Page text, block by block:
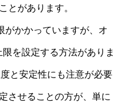
とがあります。
がかかっていますが、オ
を設定する方法がありま
と安定性にも注意が必要
させることの方が、単に